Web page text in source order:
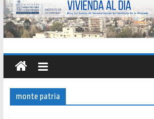
crítica de las fronteras
Criterios técnicos para una vivienda
Red de consultorios de la Caja del
Santiago : un patrimonio emblemático
monte patria